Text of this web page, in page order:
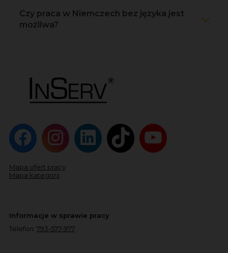
Czy praca w Niemczech bez języka jest
możliwa?
Mapa ofert pracy
Mapa kategorii
Informacje w sprawie pracy
Telefon: 793-577-977